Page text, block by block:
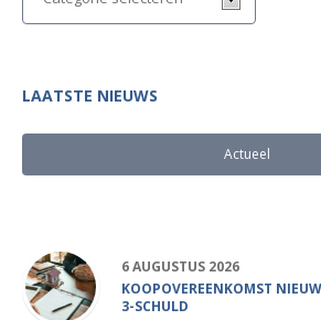
LAATSTE NIEUWS
Actueel
6 AUGUSTUS 2026
KOOPOVEREENKOMST
3-SCHULD